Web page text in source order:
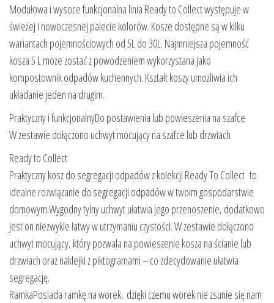
Modułowa i wysoce funkcjonalna linia Ready to Collect występuje w
świeżej i nowoczesnej palecie kolorów. Kosze dostępne są w kilku
wariantach pojemnościowych od 5L do 30L. Najmniejsza pojemność
kosza 5 L może zostać z powodzeniem wykorzystana jako
kompostownik odpadów kuchennych. Kształt koszy umożliwia ich
układanie jeden na drugim.
Praktyczny i funkcjonalnyDo postawienia lub powieszenia na szafce
W zestawie dołączono uchwyt mocujący na szafce lub drzwiach
Ready to Collect
Praktyczny kosz do segregacji odpadów z kolekcji Ready To Collect to
idealne rozwiązanie do segregacji odpadów w twoim gospodarstwie
domowym.Wygodny tylny uchwyt ułatwia jego przenoszenie, dodatkowo
jest on niezwykle łatwy w utrzymaniu czystości. W zestawie dołączono
uchwyt mocujący, który pozwala na powieszenie kosza na ścianie lub
drzwiach oraz naklejki z piktogramami – co zdecydowanie ułatwia
segregację.
RamkaPosiada ramkę na worek, dzięki czemu worek nie zsunie się nam